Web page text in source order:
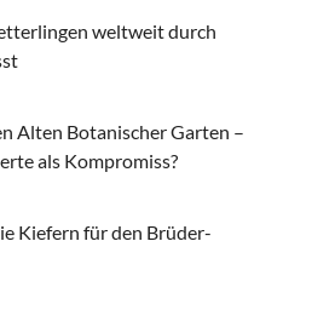
weltweit durch
Alten Botanischer Garten –
als Kompromiss?
Kiefern für den Brüder-